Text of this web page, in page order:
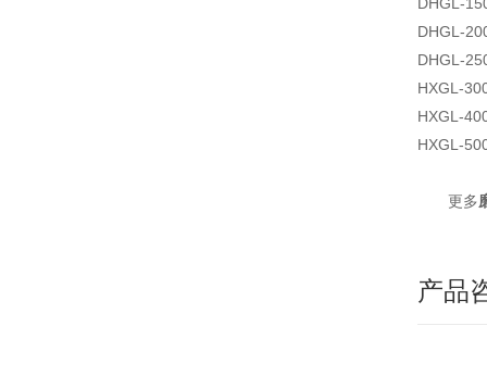
DHGL-
DHGL-
HXGL-
HXGL-
HXGL-
更多
产品